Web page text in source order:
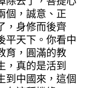
個，誠意、正
，身修而後齊
平天下。你看中
育，圓滿的教
，真的是活到
到中國來，這個